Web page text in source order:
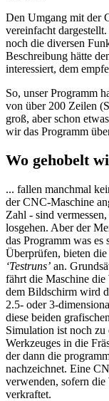
Den Umgang mit der
vereinfacht
noch die diversen
Beschreibung hätte
interessiert, dem
So, unser Programm
von über 200 Zeilen
groß, aber schon
wir das Programm
Wo gehobelt
... fallen manchmal
der CNC-Maschine
Zahl - sind
losgehen. Aber der
das Programm was
Überprüfen, bieten
‘Testruns’ an.
fährt die Maschine
dem Bildschirm wird
2.5- oder 3-
diese beiden
Simulation ist noch zu
Werkzeuges in die
der dann die
nachzeichnet. Eine
verwenden, sofern
verkraftet.